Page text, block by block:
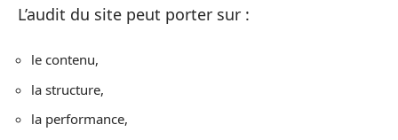
L’audit du site peut porter sur :
le contenu,
la structure,
la performance,